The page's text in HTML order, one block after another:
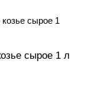
сырое 1 л